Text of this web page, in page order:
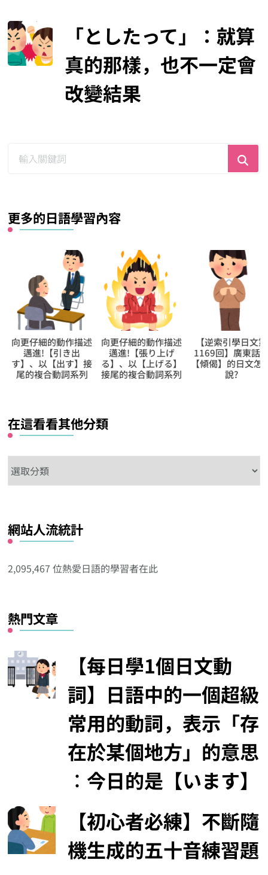
「としたって」：就算
真的那樣，也不一定會
改變結果
更多的日語學習內容
向更仔細的動作描述
邁進!【引き出
す】、以【出す】接
尾的複合動詞系列
向更仔細的動作描述
邁進!【張り上げ
る】、以【上げる】
接尾的複合動詞系列
【逆索引學日文第
1169回】廣東話裡
【傾偈】的日文怎樣
說?
在這看看其他分類
這
其
他
類
網站人流統計
2,095,467 位熱愛日語的學習者在此
熱門文章
【每日學1個日文動
詞】日語中的一個超級
常用的動詞，表示「存
在於某個地方」的意思
︰今日的是【います】
【初心者必練】不斷隨
機生成的五十音練習題